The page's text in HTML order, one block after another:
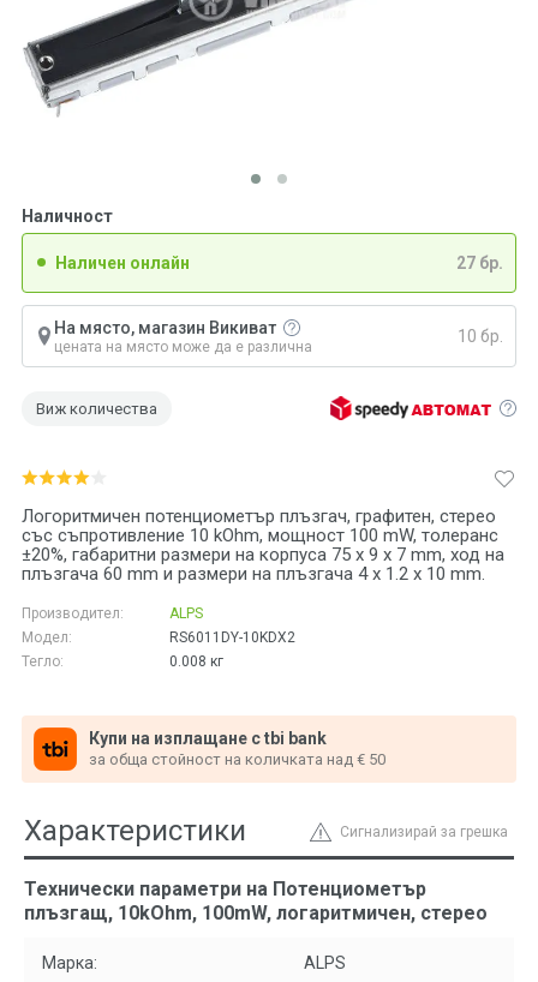
Логоритмичен потенциометър плъзгач, графитен, стерео
със съпротивление 10 kOhm, мощност 100 mW, толеранс
±20%, габаритни размери на корпуса 75 x 9 x 7 mm, ход на
плъзгача 60 mm и размери на плъзгача 4 x 1.2 x 10 mm.
Производител:
ALPS
Модел:
RS6011DY-10KDX2
Тегло:
0.008 кг
Купи на изплащане с tbi bank
за обща стойност на количката над € 50
Наличност
Наличен онлайн 27 бр.
На място, магазин Викиват
цената на място може да е различна
10 бр.
Виж количества
Сигнализирай за грешка
Характеристики
Технически параметри на Потенциометър
плъзгащ, 10kOhm, 100mW, логаритмичен, стерео
Марка: ALPS